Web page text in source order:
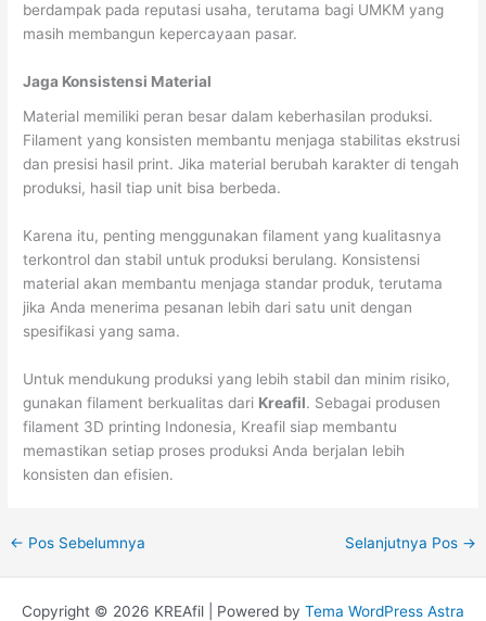
berdampak pada reputasi usaha, terutama bagi UMKM yang
masih membangun kepercayaan pasar.
Jaga Konsistensi Material
Material memiliki peran besar dalam keberhasilan produksi.
Filament yang konsisten membantu menjaga stabilitas ekstrusi
dan presisi hasil print. Jika material berubah karakter di tengah
produksi, hasil tiap unit bisa berbeda.
Karena itu, penting menggunakan filament yang kualitasnya
terkontrol dan stabil untuk produksi berulang. Konsistensi
material akan membantu menjaga standar produk, terutama
jika Anda menerima pesanan lebih dari satu unit dengan
spesifikasi yang sama.
Untuk mendukung produksi yang lebih stabil dan minim risiko,
gunakan filament berkualitas dari Kreafil. Sebagai produsen
filament 3D printing Indonesia, Kreafil siap membantu
memastikan setiap proses produksi Anda berjalan lebih
konsisten dan efisien.
← Pos Sebelumnya Selanjutnya Pos →
Copyright © 2026 KREAfil | Powered by Tema WordPress Astra